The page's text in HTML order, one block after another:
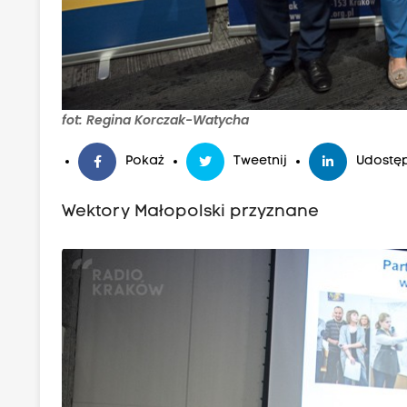
fot: Regina Korczak-Watycha
Pokaż Tweetnij
Wektory Małopolski przyznane